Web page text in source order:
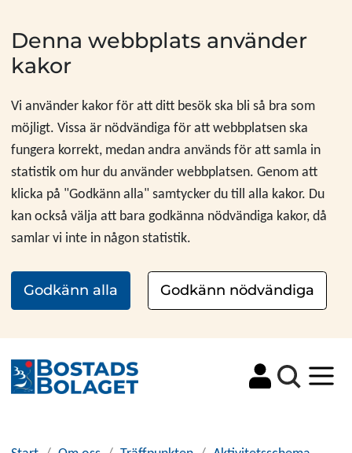
Denna webbplats använder
kakor
Vi använder kakor för att ditt besök ska bli så bra som
möjligt. Vissa är nödvändiga för att webbplatsen ska
fungera korrekt, medan andra används för att samla in
statistik om hur du använder webbplatsen. Genom att
klicka på "Godkänn alla" samtycker du till alla kakor. Du
kan också välja att bara godkänna nödvändiga kakor, då
samlar vi inte in någon statistik.
Godkänn alla Godkänn nödvändiga
Sök